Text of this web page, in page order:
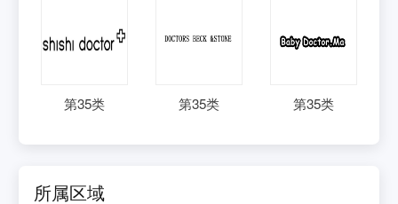
第35类 第35类 第35类
所属区域